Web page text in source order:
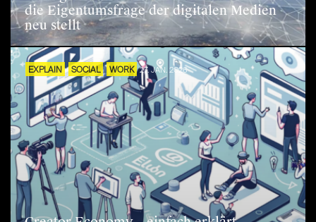
die Eigentumsfrage der digitalen Medien
neu stellt
EXPLAIN SOCIAL WORK 27. JAN. 2026